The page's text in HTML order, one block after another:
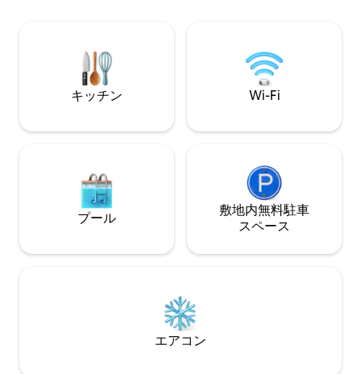
中心部に位置しているため、半島全体を
探索するのに最適な拠点となります。車2
台分の屋根付き駐車場があります。
過ごせるように、
アパートは慎重に
キッチン Wi-Fi
プール
敷地内無料駐⁠車
ス⁠ペ⁠ー⁠ス
エアコン